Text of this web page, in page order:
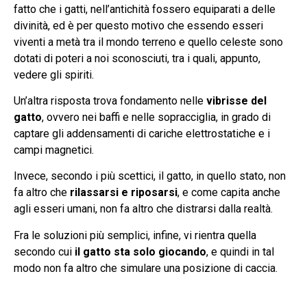
fatto che i gatti, nell’antichità fossero equiparati a delle
divinità, ed è per questo motivo che essendo esseri
viventi a metà tra il mondo terreno e quello celeste sono
dotati di poteri a noi sconosciuti, tra i quali, appunto,
vedere gli spiriti.
Un’altra risposta trova fondamento nelle vibrisse del
gatto, ovvero nei baffi e nelle sopracciglia, in grado di
captare gli addensamenti di cariche elettrostatiche e i
campi magnetici.
Invece, secondo i più scettici, il gatto, in quello stato, non
fa altro che rilassarsi e riposarsi, e come capita anche
agli esseri umani, non fa altro che distrarsi dalla realtà.
Fra le soluzioni più semplici, infine, vi rientra quella
secondo cui il gatto sta solo giocando, e quindi in tal
modo non fa altro che simulare una posizione di caccia.